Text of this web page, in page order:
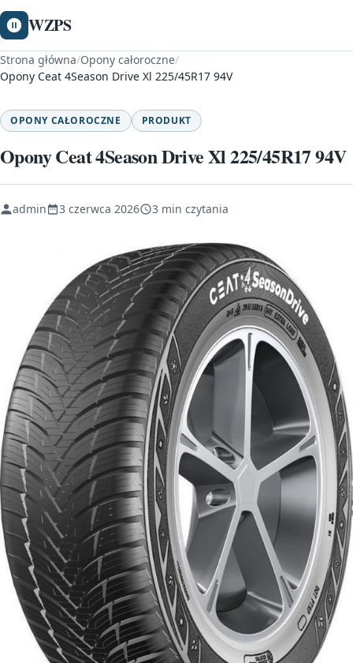
WZPS
Strona główna/Opony całoroczne/
Opony Ceat 4Season Drive Xl 225/45R17 94V
OPONY CAŁOROCZNE PRODUKT
Opony Ceat 4Season Drive Xl 225/45R17 94V
admin 3 czerwca 2026 3 min czytania